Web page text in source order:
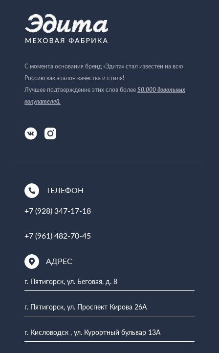
С момента основания бренд «Эдита» стал известен на всю
Россию как эталон качества и стиля!
Лучшее подтверждение этих слов более 50.000 довольных
покупателей.
ТЕЛЕФОН
+7 (928) 347-17-18
+7 (961) 482-70-45
АДРЕС
г. Пятигорск, ул. Беговая, д. 8
г. Пятигорск, ул. Проспект Кирова 26А
г. Кисловодск , ул. Курортный бульвар 13А